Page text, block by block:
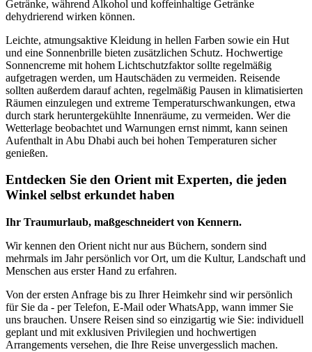
Getränke, während Alkohol und koffeinhaltige Getränke
dehydrierend wirken können.
Leichte, atmungsaktive Kleidung in hellen Farben sowie ein Hut
und eine Sonnenbrille bieten zusätzlichen Schutz. Hochwertige
Sonnencreme mit hohem Lichtschutzfaktor sollte regelmäßig
aufgetragen werden, um Hautschäden zu vermeiden. Reisende
sollten außerdem darauf achten, regelmäßig Pausen in klimatisierten
Räumen einzulegen und extreme Temperaturschwankungen, etwa
durch stark heruntergekühlte Innenräume, zu vermeiden. Wer die
Wetterlage beobachtet und Warnungen ernst nimmt, kann seinen
Aufenthalt in Abu Dhabi auch bei hohen Temperaturen sicher
genießen.
Entdecken Sie den Orient mit Experten, die jeden
Winkel selbst erkundet haben
Ihr Traumurlaub, maßgeschneidert von Kennern.
Wir kennen den Orient nicht nur aus Büchern, sondern sind
mehrmals im Jahr persönlich vor Ort, um die Kultur, Landschaft und
Menschen aus erster Hand zu erfahren.
Von der ersten Anfrage bis zu Ihrer Heimkehr sind wir persönlich
für Sie da - per Telefon, E-Mail oder WhatsApp, wann immer Sie
uns brauchen. Unsere Reisen sind so einzigartig wie Sie: individuell
geplant und mit exklusiven Privilegien und hochwertigen
Arrangements versehen, die Ihre Reise unvergesslich machen.